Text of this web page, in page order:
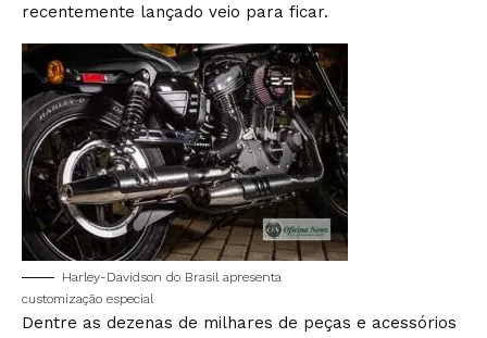
recentemente lançado veio para ficar.
Harley-Davidson do Brasil apresenta
customização especial
Dentre as dezenas de milhares de peças e acessórios